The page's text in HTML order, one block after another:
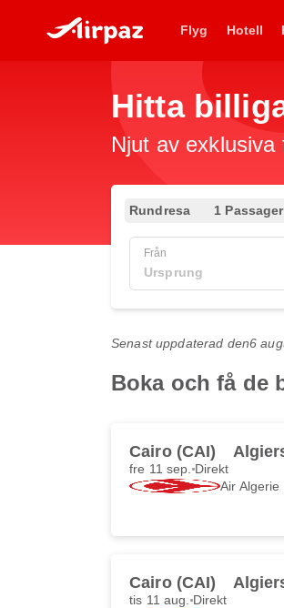
Flyg Hotell
Hitta
Njut av
Rundresa 1
Från
Senast uppdaterad den6
Boka och få de
Cairo (CAI)
fre 11 sep. Direkt
Air Algerie
Cairo (CAI)
tis 11 aug. Direkt